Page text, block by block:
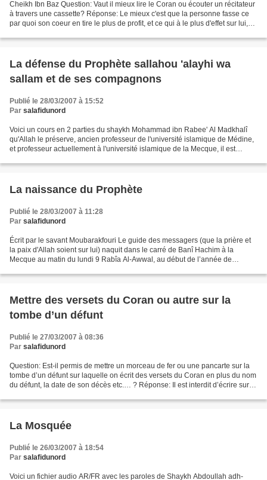
Cheikh Ibn Baz Question: Vaut il mieux lire le Coran ou écouter un récitateur
à travers une cassette? Réponse: Le mieux c'est que la personne fasse ce
par quoi son coeur en tire le plus de profit, et ce qui à le plus d'effet sur lui,
La défense du Prophète sallahou 'alayhi wa
sallam et de ses compagnons
Publié le 28/03/2007 à 15:52
Par salafidunord
Voici un cours en 2 parties du shaykh Mohammad ibn Rabee' Al Madkhalî
qu'Allah le préserve, ancien professeur de l'université islamique de Médine,
et professeur actuellement à l'université islamique de la Mecque, il est
La naissance du Prophète
Publié le 28/03/2007 à 11:28
Par salafidunord
Écrit par le savant Moubarakfouri Le guide des messagers (que la prière et
la paix d'Allah soient sur lui) naquit dans le carré de Banî Hachim à la
Mecque au matin du lundi 9 Rabîa Al-Awwal, au début de l’année de
Mettre des versets du Coran ou autre sur la
tombe d’un défunt
Publié le 27/03/2007 à 08:36
Par salafidunord
Question: Est-il permis de mettre un morceau de fer ou une pancarte sur la
tombe d’un défunt sur laquelle on écrit des versets du Coran en plus du nom
du défunt, la date de son décès etc.… ? Réponse: Il est interdit d’écrire sur la
La Mosquée
Publié le 26/03/2007 à 18:54
Par salafidunord
Voici un fichier audio AR/FR avec les paroles de Shaykh Abdoullah adh-